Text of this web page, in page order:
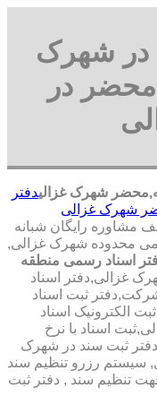
در شهرک
در
شهرک غزالیدفتر
شهرک غزالی
تخفیف مشاوره رايگان شبانه
محدوده شهرک غزالی,
اسناد رسمی منطقه
غزالی,دفتر اسناد
ثبت اسناد
الکترونیک اسناد
اسناد با نرخ
ثبت سند در شهرک
سیستم رزرو تنظیم سند
تنظیم سند , دفتر ثبت